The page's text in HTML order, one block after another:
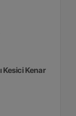
Kesici Kenar